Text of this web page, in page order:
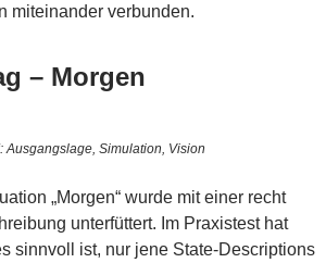
miteinander verbunden.
– Morgen
Ausgangslage, Simulation, Vision
„Morgen“ wurde mit einer recht
unterfüttert. Im Praxistest hat
sinnvoll ist, nur jene State-Descriptions